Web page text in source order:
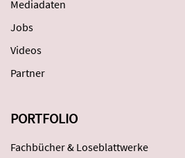
Mediadaten
Jobs
Videos
Partner
PORTFOLIO
Fachbücher & Loseblattwerke